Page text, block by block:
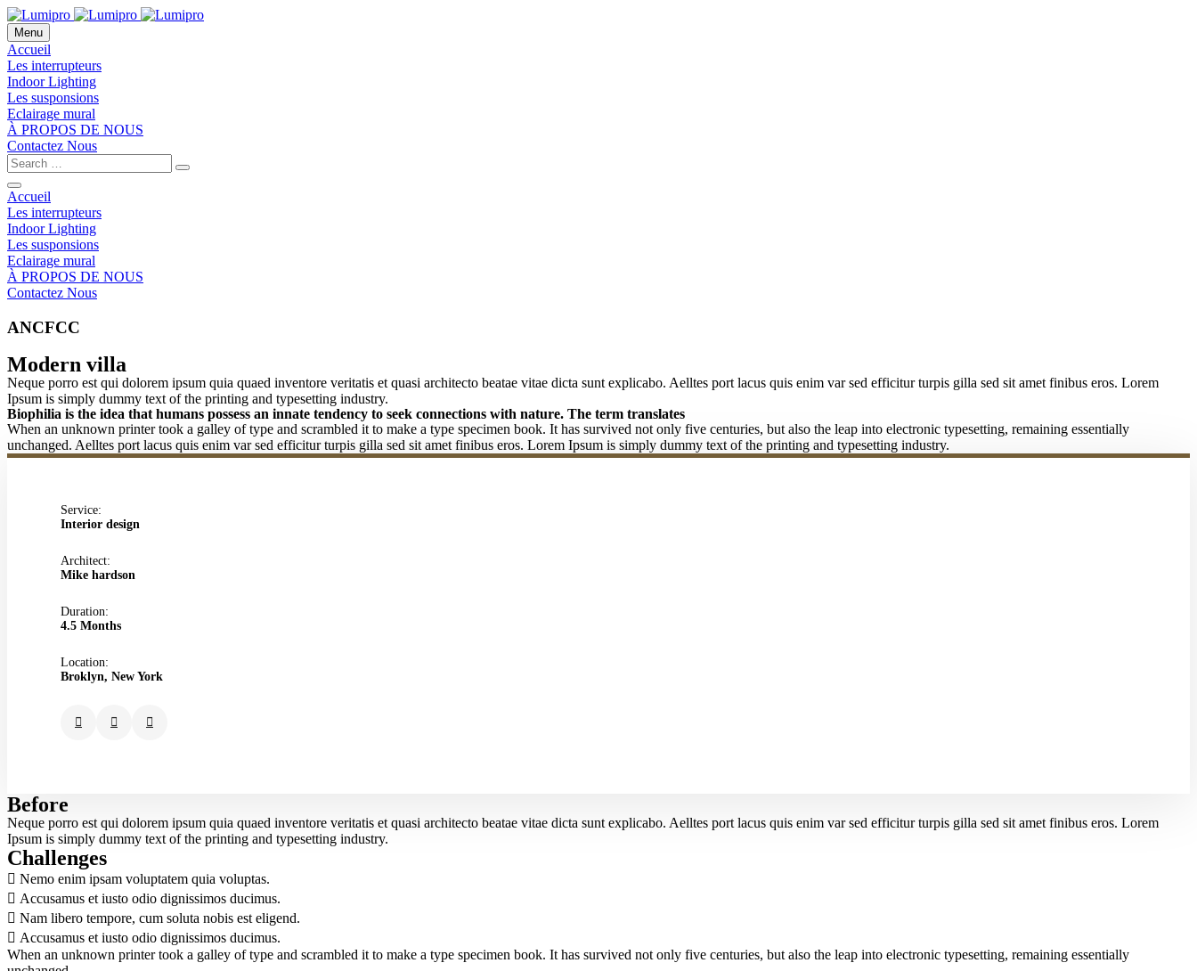
Menu
Accueil
Les interrupteurs
Indoor Lighting
Les susponsions
Eclairage mural
À PROPOS DE NOUS
Contactez Nous
Accueil
Les interrupteurs
Indoor Lighting
Les susponsions
Eclairage mural
À PROPOS DE NOUS
Contactez Nous
ANCFCC
Modern villa
Neque porro est qui dolorem ipsum quia quaed inventore veritatis et quasi architecto beatae vitae dicta sunt explicabo. Aelltes port lacus quis enim var sed efficitur turpis gilla sed sit amet finibus eros. Lorem
Ipsum is simply dummy text of the printing and typesetting industry.
Biophilia is the idea that humans possess an innate tendency to seek connections with nature. The term translates
When an unknown printer took a galley of type and scrambled it to make a type specimen book. It has survived not only five centuries, but also the leap into electronic typesetting, remaining essentially
unchanged. Aelltes port lacus quis enim var sed efficitur turpis gilla sed sit amet finibus eros. Lorem Ipsum is simply dummy text of the printing and typesetting industry.
Service:
Interior design
Architect:
Mike hardson
Duration:
4.5 Months
Location:
Broklyn, New York
Before
Neque porro est qui dolorem ipsum quia quaed inventore veritatis et quasi architecto beatae vitae dicta sunt explicabo. Aelltes port lacus quis enim var sed efficitur turpis gilla sed sit amet finibus eros. Lorem
Ipsum is simply dummy text of the printing and typesetting industry.
Challenges
Nemo enim ipsam voluptatem quia voluptas.
Accusamus et iusto odio dignissimos ducimus.
Nam libero tempore, cum soluta nobis est eligend.
Accusamus et iusto odio dignissimos ducimus.
When an unknown printer took a galley of type and scrambled it to make a type specimen book. It has survived not only five centuries, but also the leap into electronic typesetting, remaining essentially